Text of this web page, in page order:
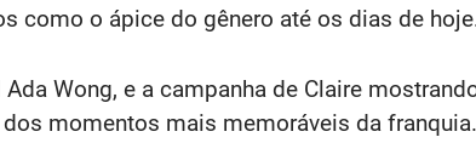
como o ápice do gênero até os dias de
Wong, e a campanha de Claire
momentos mais memoráveis da